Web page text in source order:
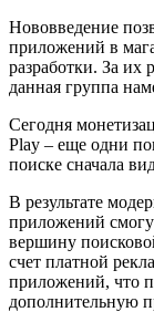
Нововведение
приложений в
разработки. За их
данная группа
Сегодня
Play – еще одни
поиске сначала
В результате
приложений
вершину
счет платной
приложений, что
дополнительную